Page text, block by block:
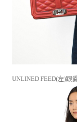
UNLINED FEED(左)跟